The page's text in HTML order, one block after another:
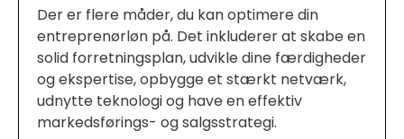
Der er flere måder, du kan optimere din
entreprenørløn på. Det inkluderer at skabe en
solid forretningsplan, udvikle dine færdigheder
og ekspertise, opbygge et stærkt netværk,
udnytte teknologi og have en effektiv
markedsførings- og salgsstrategi.